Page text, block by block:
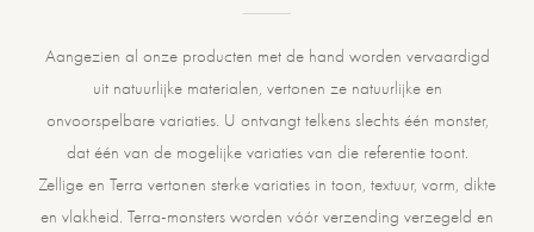
Aangezien al onze producten met de hand worden vervaardigd
uit natuurlijke materialen, vertonen ze natuurlijke en
onvoorspelbare variaties. U ontvangt telkens slechts één monster,
dat één van de mogelijke variaties van die referentie toont.
Zellige en Terra vertonen sterke variaties in toon, textuur, vorm, dikte
en vlakheid. Terra-monsters worden vóór verzending verzegeld en